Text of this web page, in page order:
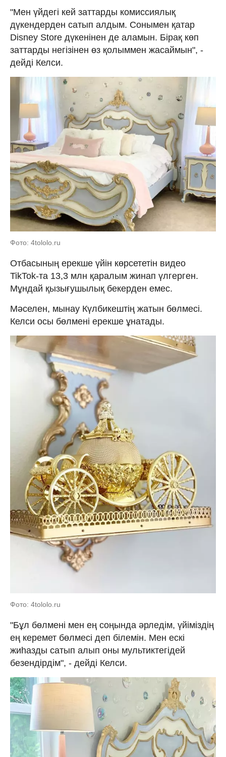
"Мен үйдегі кей заттарды комиссиялық
дүкендерден сатып алдым. Сонымен қатар
Disney Store дүкенінен де аламын. Бірақ көп
заттарды негізінен өз қолыммен жасаймын", -
дейді Келси.
Фото: 4tololo.ru
Отбасының ерекше үйін көрсететін видео
TikTok-та 13,3 млн қаралым жинап үлгерген.
Мұндай қызығушылық бекерден емес.
Мәселен, мынау Күлбикештің жатын бөлмесі.
Келси осы бөлмені ерекше ұнатады.
Фото: 4tololo.ru
"Бұл бөлмені мен ең соңында әрледім, үйіміздің
ең керемет бөлмесі деп білемін. Мен ескі
жиһазды сатып алып оны мультиктегідей
безендірдім", - дейді Келси.